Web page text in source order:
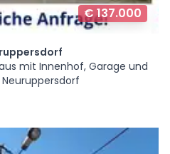
€ 137.000
mit Innenhof, Garage und